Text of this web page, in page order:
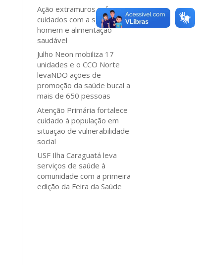
Ação extramuros reforça
cuidados com a saúde do
homem e alimentação
saudável
Julho Neon mobiliza 17
unidades e o CCO Norte
levaNDO ações de
promoção da saúde bucal a
mais de 650 pessoas
Atenção Primária fortalece
cuidado à população em
situação de vulnerabilidade
social
USF Ilha Caraguatá leva
serviços de saúde à
comunidade com a primeira
edição da Feira da Saúde